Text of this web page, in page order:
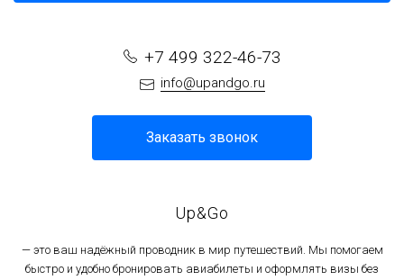
+7 499 322-46-73
info@upandgo.ru
Заказать звонок
Up&Go
— это ваш надёжный проводник в мир путешествий. Мы помогаем
быстро и удобно бронировать авиабилеты и оформлять визы без